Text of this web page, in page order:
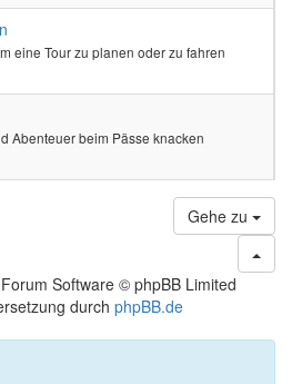
eine Tour zu planen oder zu fahren
Abenteuer beim Pässe knacken
Gehe zu
Software © phpBB Limited
durch phpBB.de